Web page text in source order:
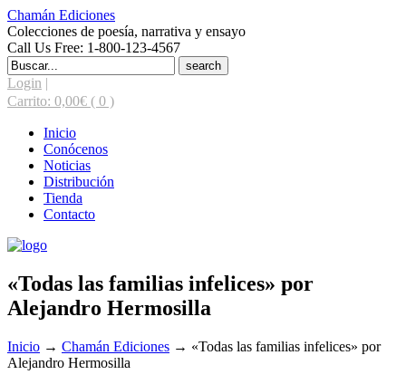
Chamán Ediciones
Colecciones de poesía, narrativa y ensayo
Call Us Free: 1-800-123-4567
Search
for:
Login |
Carrito: 0,00€ ( 0 )
Inicio
Conócenos
Noticias
Distribución
Tienda
Contacto
«Todas las familias infelices» por
Alejandro Hermosilla
Inicio → Chamán Ediciones → «Todas las familias infelices» por
Alejandro Hermosilla